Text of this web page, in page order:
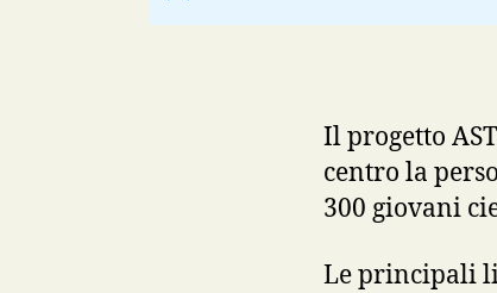
Il progetto
centro la
300 giovani
Le principali